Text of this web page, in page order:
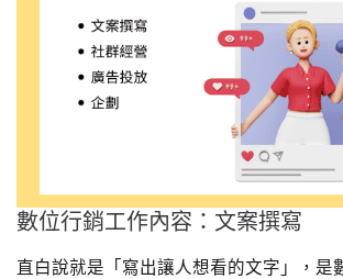
數位行銷工作內容：文案撰寫
直白說就是「寫出讓人想看的文字」，是